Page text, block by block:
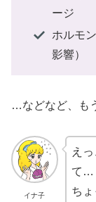
ージ
ホルモ
影響）
…などなど、も
イナ子
え
て…
ち